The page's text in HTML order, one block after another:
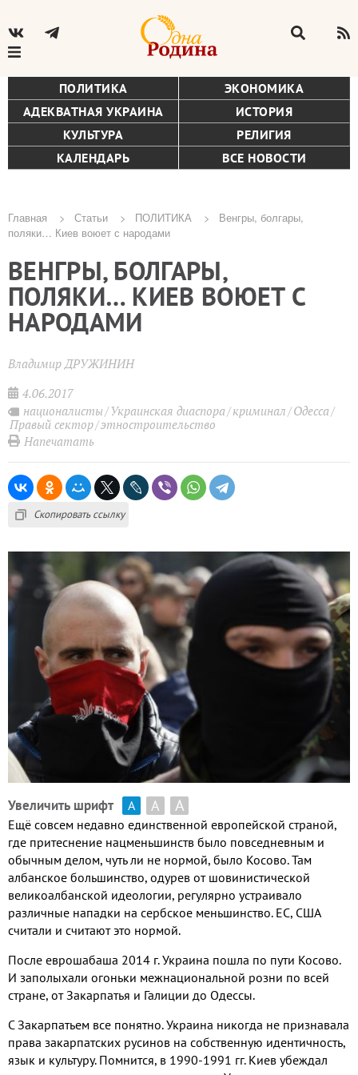
ПОЛИТИКА
ЭКОНОМИКА
АДЕКВАТНАЯ УКРАИНА
ИСТОРИЯ
КУЛЬТУРА
РЕЛИГИЯ
КАЛЕНДАРЬ
ВСЕ НОВОСТИ
Строка
навигации
Главная Статьи ПОЛИТИКА
Венгры, болгары,
поляки… Киев воюет с народами
ВЕНГРЫ, БОЛГАРЫ,
ПОЛЯКИ… КИЕВ ВОЮЕТ С
НАРОДАМИ
Владимир ДРУЖИНИН
4.06.2017
националисты Украинская диаспора криминал Одесса
Правый сектор этностроительство
Напечатать
Скопировать ссылку
Увеличить шрифт А А А
Ещё совсем недавно единственной европейской страной,
где притеснение нацменьшинств было повседневным и
обычным делом, чуть ли не нормой, было Косово. Там
албанское большинство, одурев от шовинистической
великоалбанской идеологии, регулярно устраивало
различные нападки на сербское меньшинство. ЕС, США
считали и считают это нормой.
После еврошабаша 2014 г. Украина пошла по пути Косово.
И заполыхали огоньки межнациональной розни по всей
стране, от Закарпатья и Галиции до Одессы.
С Закарпатьем все понятно. Украина никогда не признавала
права закарпатских русинов на собственную идентичность,
язык и культуру. Помнится, в 1990-1991 гг. Киев убеждал